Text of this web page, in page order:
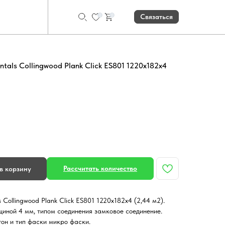
Связаться
Collingwood Plank Click ES801 1220x182x4
корзину Рассчитать количество
Plank Click ES801 1220x182x4 (2,44 м2).
4 мм, типом соединения замковое соединение.
и тип фаски микро фаски.